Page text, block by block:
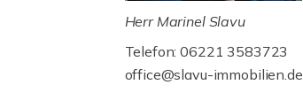
Herr Marinel Slavu
Telefon: 06221 3583723
office@slavu-immobilien.de